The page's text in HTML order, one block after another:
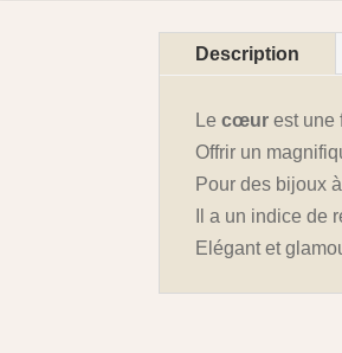
Description
Lecœur est une
Offrir un
Pour des bijoux
Il a un indice
Elégant et